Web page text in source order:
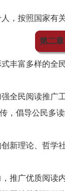
，按照国家有
第二
丰富多样的全
全民阅读推广
倡导公民多
新理论、哲
推广优质阅读